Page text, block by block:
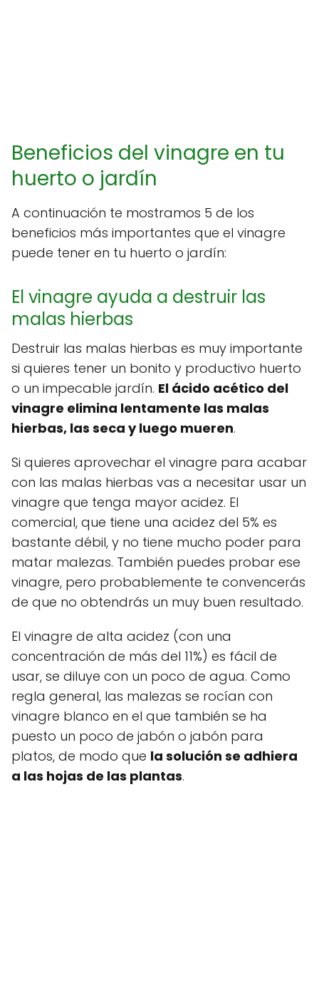
Beneficios del vinagre en tu
huerto o jardín
A continuación te mostramos 5 de los
beneficios más importantes que el vinagre
puede tener en tu huerto o jardín:
El vinagre ayuda a destruir las
malas hierbas
Destruir las malas hierbas es muy importante
si quieres tener un bonito y productivo huerto
o un impecable jardín. El ácido acético del
vinagre elimina lentamente las malas
hierbas, las seca y luego mueren.
Si quieres aprovechar el vinagre para acabar
con las malas hierbas vas a necesitar usar un
vinagre que tenga mayor acidez. El
comercial, que tiene una acidez del 5% es
bastante débil, y no tiene mucho poder para
matar malezas. También puedes probar ese
vinagre, pero probablemente te convencerás
de que no obtendrás un muy buen resultado.
El vinagre de alta acidez (con una
concentración de más del 11%) es fácil de
usar, se diluye con un poco de agua. Como
regla general, las malezas se rocían con
vinagre blanco en el que también se ha
puesto un poco de jabón o jabón para
platos, de modo que la solución se adhiera
a las hojas de las plantas.